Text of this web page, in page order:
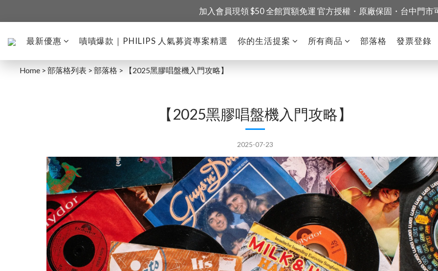
加入會員現領 $50 全館買額免運 官方授權・原廠保固・台中門市
最新優惠 嘖嘖爆款｜PHILIPS 人氣募資專案精選 你的生活提案 所有商品 部落格 發票登錄
Home > 部落格列表 > 部落格 > 【2025黑膠唱盤機入門攻略】
【2025黑膠唱盤機入門攻略】
2025-07-23